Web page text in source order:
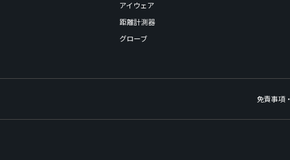
アイウェア
距離計測器
グローブ
免責事項